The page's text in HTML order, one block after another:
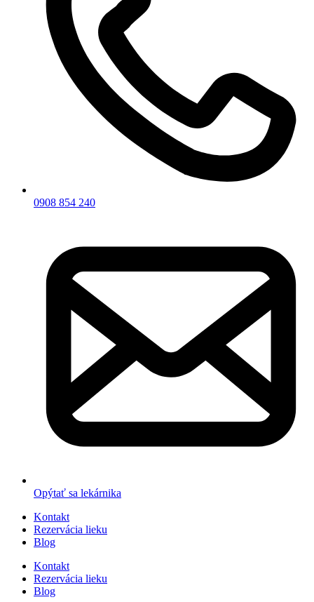
0908 854 240
Opýtať sa lekárnika
Kontakt
Rezervácia lieku
Blog
Kontakt
Rezervácia lieku
Blog